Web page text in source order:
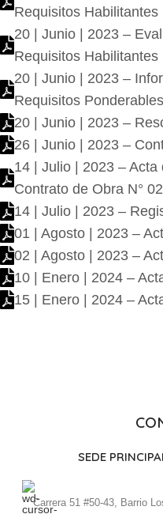
Requisitos Habilitantes
20 | Junio | 2023 –
Requisitos Habilitantes
20 | Junio | 2023 –
Requisitos Ponderables
20 | Junio | 2023 –
26 | Junio | 2023 –
14 | Julio | 2023 –
Contrato de Obra N°
14 | Julio | 2023 –
01 | Agosto | 2023 –
02 | Agosto | 2023 –
10 | Enero | 2024 –
15 | Enero | 2024 –
SEDE
Carrera 51 #50-43, Barrio